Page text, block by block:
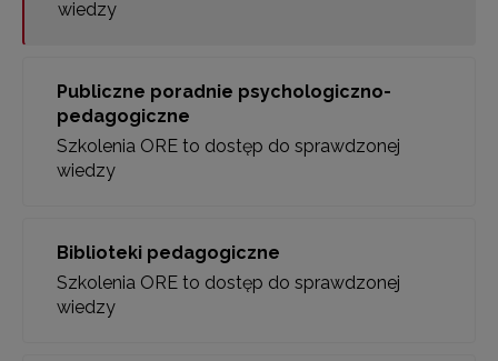
wiedzy
Publiczne poradnie psychologiczno-
pedagogiczne
Szkolenia ORE to dostęp do sprawdzonej
wiedzy
Biblioteki pedagogiczne
Szkolenia ORE to dostęp do sprawdzonej
wiedzy